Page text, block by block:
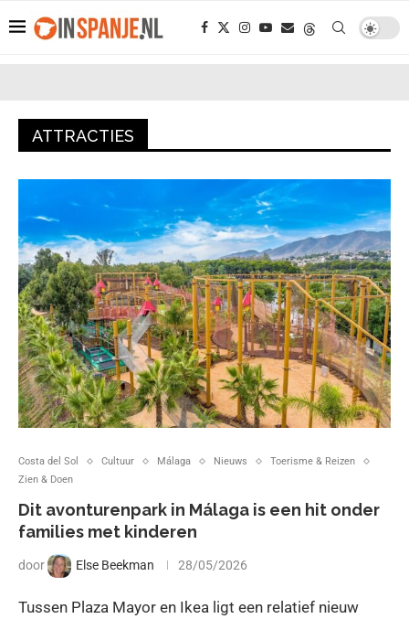
ATTRACTIES
Costa del Sol Cultuur Málaga Nieuws
Toerisme & Reizen
Zien & Doen
Dit avonturenpark in Málaga is een hit onder
families met kinderen
door Else Beekman 28/05/2026
Tussen Plaza Mayor en Ikea ligt een relatief nieuw